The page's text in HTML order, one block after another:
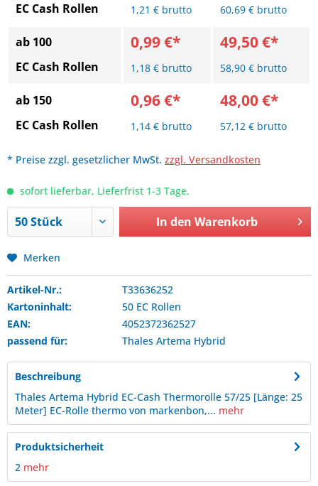
EC Cash Rollen
1,21 € brutto 60,69 € brutto
ab 100
EC Cash Rollen
0,99 €*
1,18 € brutto
49,50 €*
58,90 € brutto
ab 150
EC Cash Rollen
0,96 €*
1,14 € brutto
48,00 €*
57,12 € brutto
* Preise zzgl. gesetzlicher MwSt. zzgl. Versandkosten
sofort lieferbar, Lieferfrist 1-3 Tage.
In den Warenkorb
Merken
Artikel-Nr.:
T33636252
Kartoninhalt:
50 EC Rollen
EAN:
4052372362527
passend für:
Thales Artema Hybrid
Beschreibung
Thales Artema Hybrid EC-Cash Thermorolle 57/25 [Länge: 25
Meter] EC-Rolle thermo von markenbon,... mehr
Produktsicherheit
2 mehr